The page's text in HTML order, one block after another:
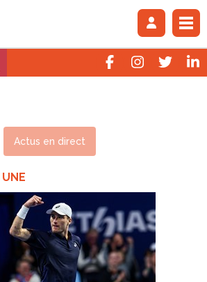
Actus en direct